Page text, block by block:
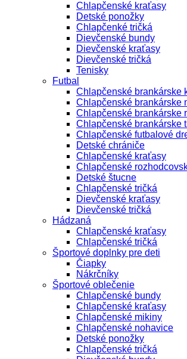
Chlapčenské kraťasy
Detské ponožky
Chlapčenké tričká
Dievčenské bundy
Dievčenské kraťasy
Dievčenské tričká
Tenisky
Futbal
Chlapčenské brankárske
Chlapčenské brankárske
Chlapčenské brankárske
Chlapčenské brankárske
Chlapčenské futbalové
Detské chrániče
Chlapčenské kraťasy
Chlapčenské
Detské štucne
Chlapčenské tričká
Dievčenské kraťasy
Dievčenské tričká
Hádzaná
Chlapčenské kraťasy
Chlapčenské tričká
Športové doplnky pre deti
Čiapky
Nákrčníky
Športové oblečenie
Chlapčenské bundy
Chlapčenské kraťasy
Chlapčenské mikiny
Chlapčenské nohavice
Detské ponožky
Chlapčenské tričká